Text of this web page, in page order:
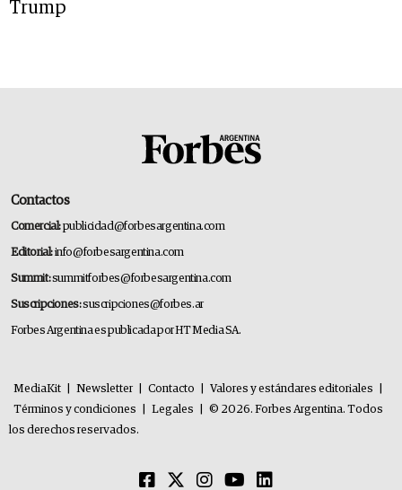
Trump
Contactos
Comercial:publicidad@forbesargentina.com
Editorial:info@forbesargentina.com
Summit:summitforbes@forbesargentina.com
Suscripciones:suscripciones@forbes.ar
Forbes Argentina es publicada por HT Media SA.
MediaKit Newsletter Contacto Valores y estándares editoriales
Términos y condiciones
Legales
© 2026. Forbes Argentina. Todos
los derechos reservados.